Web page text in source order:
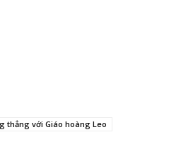
thẳng với Giáo hoàng Leo